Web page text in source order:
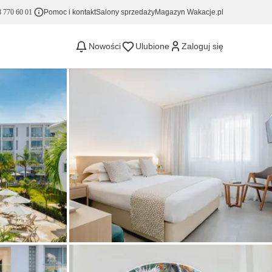
770 60 01 Pomoc i kontaktSalony sprzedażyMagazyn Wakacje.pl
Nowości Ulubione Zaloguj się